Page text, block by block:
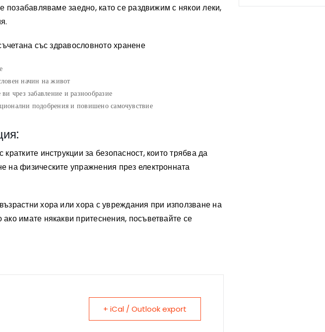
позабавляваме заедно, като се раздвижим с някои леки,
със здравословното хранене
начин на живот
чрез забавление и разнообразие
подобрения и повишено самочувствие
инструкции за безопасност, които трябва да
на физическите упражнения през електронната
хора или хора с увреждания при използване на
имате някакви притеснения, посъветвайте се
+ iCal / Outlook export